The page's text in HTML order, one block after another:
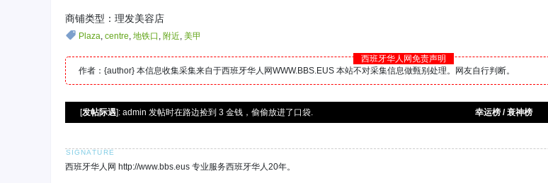
商铺类型：理发美容店
Plaza, centre, 地铁口 , 附近, 美甲
西班牙华人网免责声明
作者：{author} 本信息收集采集来自于西班牙华人网WWW.BBS.EUS 本站不对采集信息做甄别处理。网友自行判断。
[发帖际遇]: admin 发帖时在路边捡到 3 金钱，偷偷放进了口袋. 幸运榜 / 衰神榜
西班牙华人网 http://www.bbs.eus 专业服务西班牙华人20年。